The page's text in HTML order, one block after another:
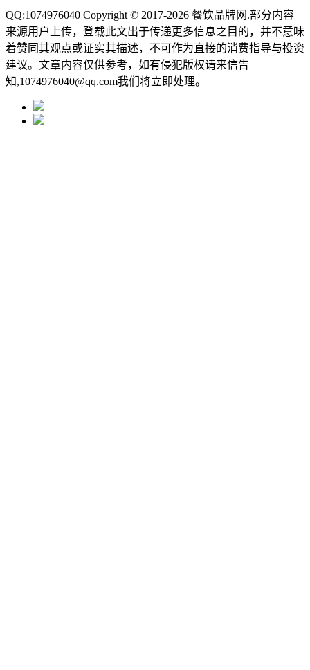
QQ:1074976040 Copyright © 2017-2026 餐饮品牌网 .部分内容
来源用户上传，登载此文出于传递更多信息之目的，并不意味
着赞同其观点或证实其描述，不可作为直接的消费指导与投资
建议。文章内容仅供参考，如有侵犯版权请来信告
知,1074976040@qq.com我们将立即处理。